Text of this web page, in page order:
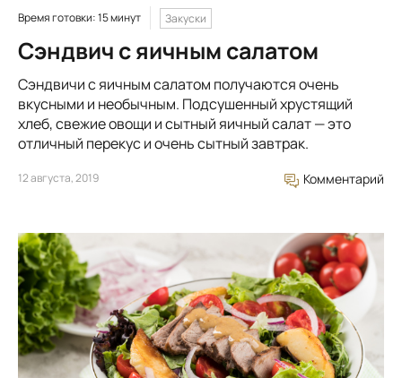
Время готовки: 15 минут Закуски
Сэндвич с яичным салатом
Сэндвичи с яичным салатом получаются очень
вкусными и необычным. Подсушенный хрустящий
хлеб, свежие овощи и сытный яичный салат — это
отличный перекус и очень сытный завтрак.
12 августа, 2019 Комментарий